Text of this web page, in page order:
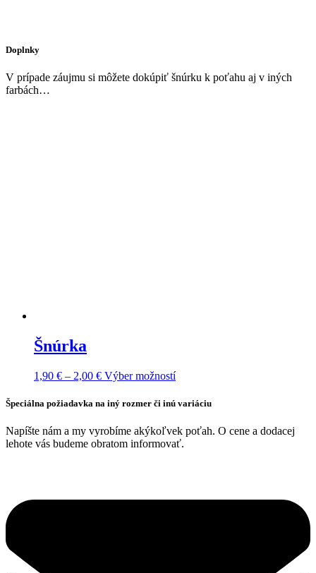
Doplnky
V prípade záujmu si môžete dokúpiť šnúrku k poťahu aj v iných
farbách…
Šnúrka
1,90 € – 2,00 €Price
1,90 €
2,00 €
Výber možnostíTento
má
variantov.
Možnosti
si
stránke
Špeciálna požiadavka na iný rozmer či inú variáciu
Napíšte nám a my vyrobíme akýkoľvek poťah. O cene a dodacej
lehote vás budeme obratom informovať.